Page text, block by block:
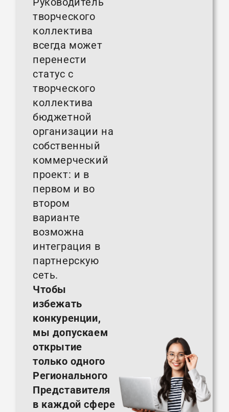
творческого
коллектива
всегда может
перенести
статус с
творческого
коллектива
бюджетной
организации на
собственный
коммерческий
проект: и в
первом и во
втором
варианте
возможна
интеграция в
партнерскую
сеть.
Чтобы
избежать
конкуренции,
мы допускаем
открытие
только одного
Регионального
Представителя
в каждой сфере